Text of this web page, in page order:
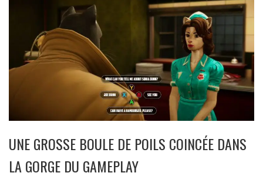
UNE GROSSE BOULE DE POILS COINCÉE DANS
LA GORGE DU GAMEPLAY